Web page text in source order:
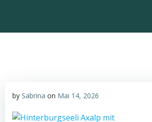
by Sabrina on Mai 14, 2026